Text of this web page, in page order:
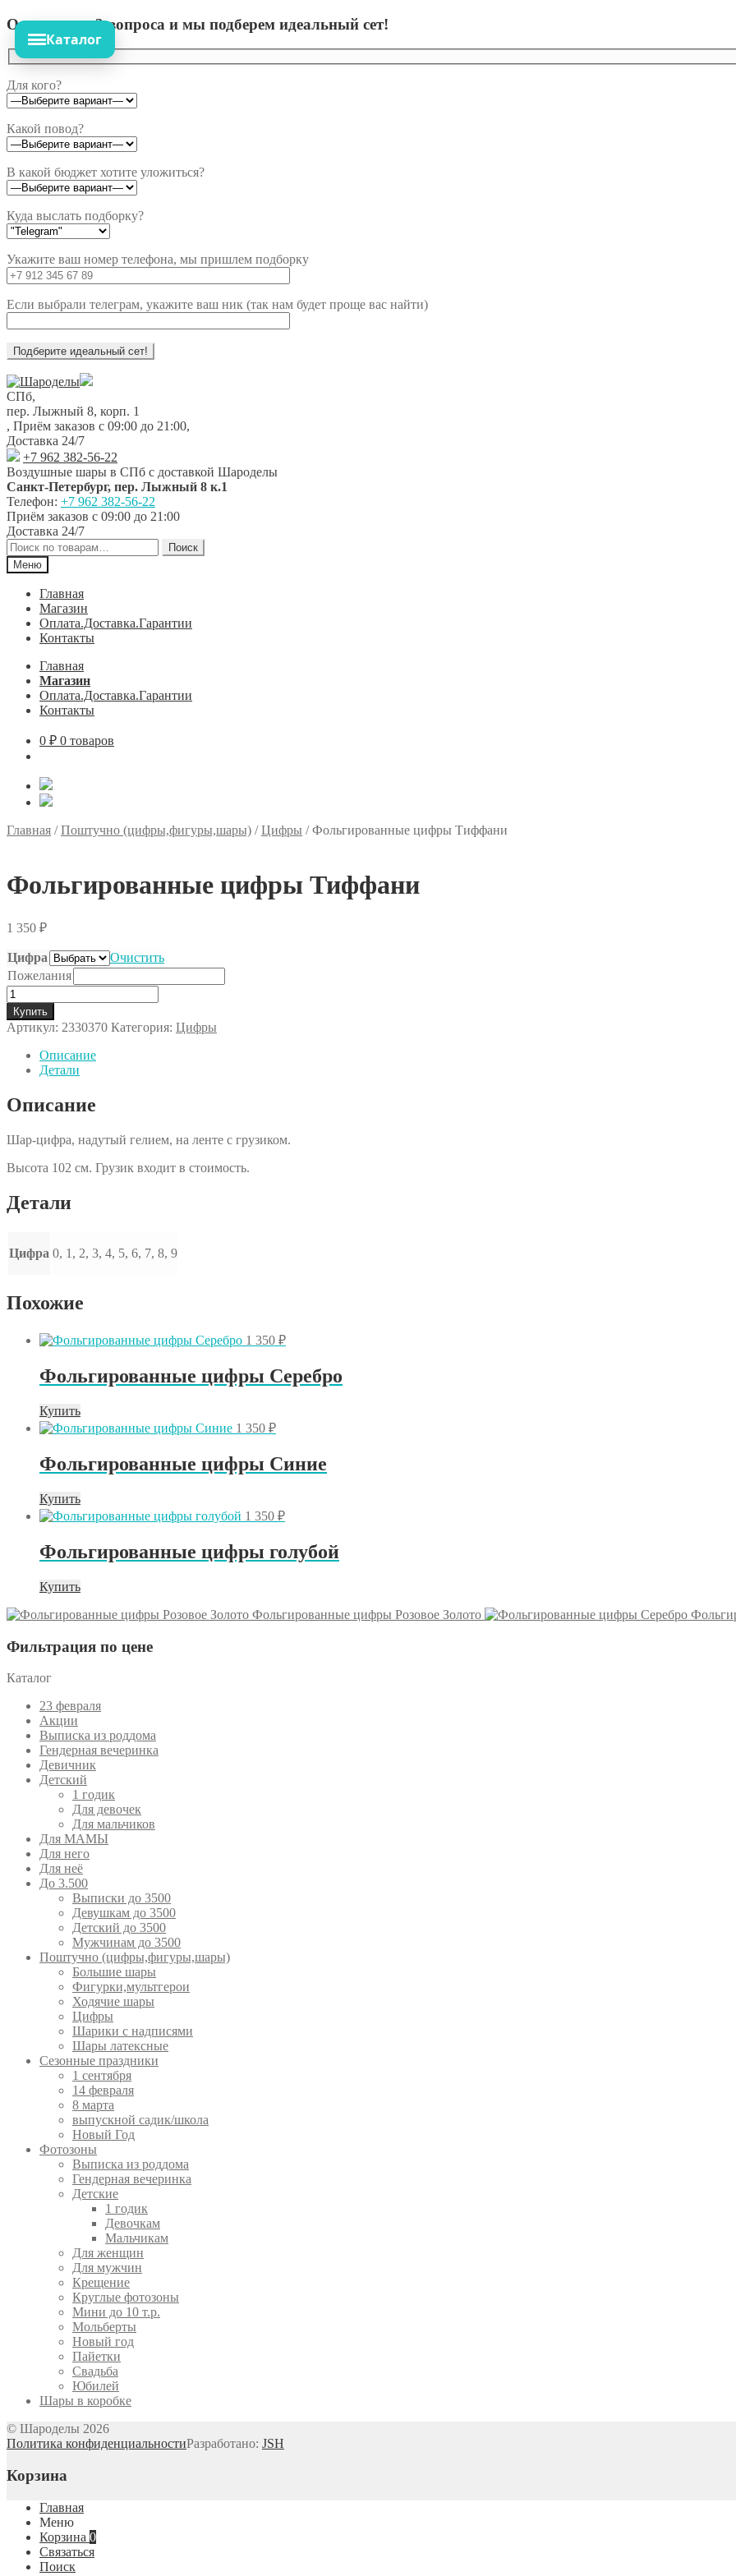
Ответьте на 3 вопроса и мы подберем идеальный сет!
Для кого?
Какой повод?
В какой бюджет хотите уложиться?
Куда выслать подборку?
Укажите ваш номер телефона, мы пришлем подборку
Если выбрали телеграм, укажите ваш ник (так нам будет проще вас найти)
Перейти
к
навигации
Перейти
к
содержимому
СПб,
пер. Лыжный 8, корп. 1
, Приём заказов с 09:00 до 21:00,
Доставка 24/7
+7 962 382-56-22
Воздушные шары в СПб с доставкой Шароделы
Санкт-Петербург, пер. Лыжный 8 к.1
Телефон: +7 962 382-56-22
Приём заказов с 09:00 до 21:00
Доставка 24/7
Искать:
Поиск
Меню
Главная
Магазин
Оплата.Доставка.Гарантии
Контакты
Главная
Магазин
Оплата.Доставка.Гарантии
Контакты
0 ₽ 0 товаров
Каталог
Главная /Поштучно (цифры,фигуры,шары) /Цифры /Фольгированные цифры Тиффани
Фольгированные цифры Тиффани
1 350 ₽
Цифра
Очистить
Пожелания
Количество
товара
Фольгированные
цифры
Тиффани
Купить
Артикул: 2330370 Категория: Цифры
Описание
Детали
Описание
Шар-цифра, надутый гелием, на ленте с грузиком.
Высота 102 см. Грузик входит в стоимость.
Детали
Цифра 0, 1, 2, 3, 4, 5, 6, 7, 8, 9
Похожие
1 350 ₽
Фольгированные цифры Серебро
КупитьЭтот
товар
имеет
вариаций.
можно
выбрать
товара.
1 350 ₽
Фольгированные цифры Синие
КупитьЭтот
товар
имеет
вариаций.
можно
на
товара.
1 350 ₽
Фольгированные цифры голубой
КупитьЭтот
имеет
вариаций.
на
товара.
Фольгированные цифры Розовое Золото
Фильтрация по цене
Каталог
23 февраля
Акции
Выписка из роддома
Гендерная вечеринка
Девичник
Детский
1 годик
Для девочек
Для мальчиков
Для МАМЫ
Для него
Для неё
До 3.500
Выписки до 3500
Девушкам до 3500
Детский до 3500
Мужчинам до 3500
Поштучно (цифры,фигуры,шары)
Большие шары
Фигурки,мультгерои
Ходячие шары
Цифры
Шарики с надписями
Шары латексные
Сезонные праздники
1 сентября
14 февраля
8 марта
выпускной садик/школа
Новый Год
Фотозоны
Выписка из роддома
Гендерная вечеринка
Детские
1 годик
Девочкам
Мальчикам
Для женщин
Для мужчин
Крещение
Круглые фотозоны
Мини до 10 т.р.
Мольберты
Новый год
Пайетки
Свадьба
Юбилей
Шары в коробке
© Шароделы 2026
Политика конфиденциальностиРазработано: JSH
Корзина
Главная
Меню
Корзина 0
Связаться
Поиск